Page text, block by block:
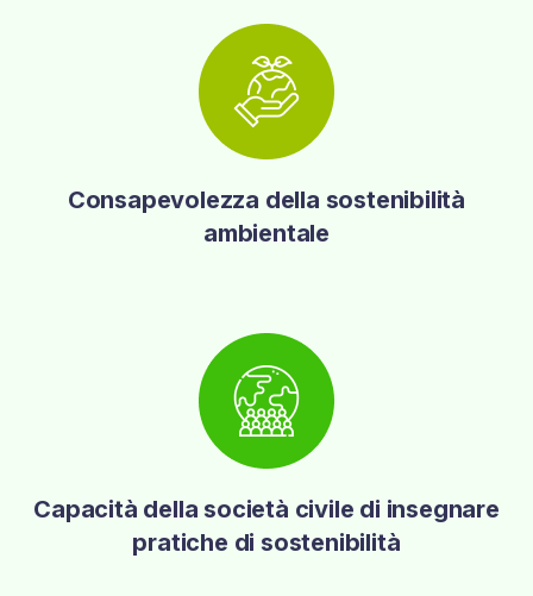
Consapevolezza della sostenibilità
ambientale
Capacità della società civile di insegnare
pratiche di sostenibilità